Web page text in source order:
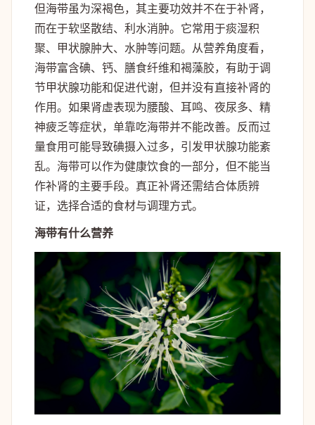
但海带虽为深褐色，其主要功效并不在于补肾，
而在于软坚散结、利水消肿。它常用于痰湿积
聚、甲状腺肿大、水肿等问题。从营养角度看，
海带富含碘、钙、膳食纤维和褐藻胶，有助于调
节甲状腺功能和促进代谢，但并没有直接补肾的
作用。如果肾虚表现为腰酸、耳鸣、夜尿多、精
神疲乏等症状，单靠吃海带并不能改善。反而过
量食用可能导致碘摄入过多，引发甲状腺功能紊
乱。海带可以作为健康饮食的一部分，但不能当
作补肾的主要手段。真正补肾还需结合体质辨
证，选择合适的食材与调理方式。
海带有什么营养